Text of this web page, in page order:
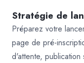
Stratégie de
Préparez votre
page de pré-
d'attente,